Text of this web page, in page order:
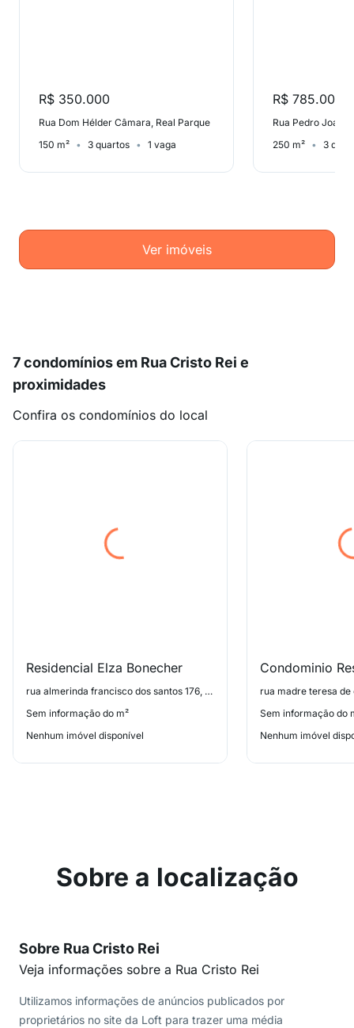
R$ 350.000
Rua Dom Hélder Câmara, Real Parque
150 m²
3 quartos 1 vaga
R$ 785.000
Rua Pedro
250 m²
3
Ver imóveis
7 condomínios em Rua Cristo Rei e
proximidades
Confira os condomínios do local
Residencial Elza Bonecher
rua almerinda francisco dos santos 176, Real Parque
Sem informação do m²
Nenhum imóvel disponível
Sem informação do
Nenhum imóvel
Sobre a localização
Sobre Rua Cristo Rei
Veja informações sobre a Rua Cristo Rei
Utilizamos informações de anúncios publicados por
proprietários no site da Loft para trazer uma média